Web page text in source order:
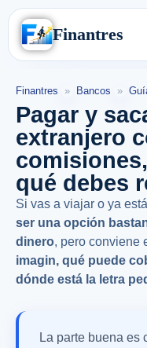
Finantres
Finantres » Bancos »
Pagar y
extranjero
qué debes
Si vas a viajar o ya
ser una opción
dinero, pero conviene
imagin, qué puede
dónde está la letra
La parte buena es